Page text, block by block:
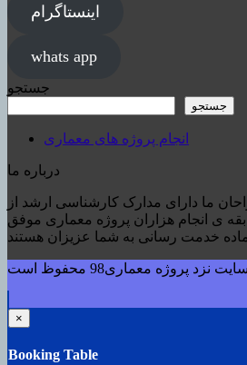
اینستاگرام
whats app
جستجو
جستجو
انجام پروژه های معماری
درباره ما
ما دارای مدارک کارشناسی ارشد از
ی انجام هزاران پروژه معماری موفق
×
Booking Table